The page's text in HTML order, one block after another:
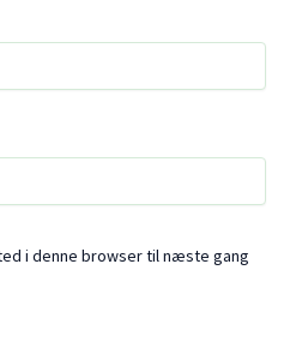
i denne browser til næste gang